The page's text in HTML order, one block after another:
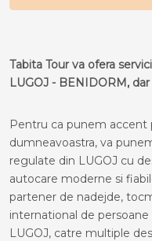
Tabita Tour va ofera
LUGOJ - BENIDORM,
Pentru ca punem accent
dumneavoastra, va
regulate din LUGOJ cu
autocare moderne si
partener de nadejde,
international de
LUGOJ, catre multiple